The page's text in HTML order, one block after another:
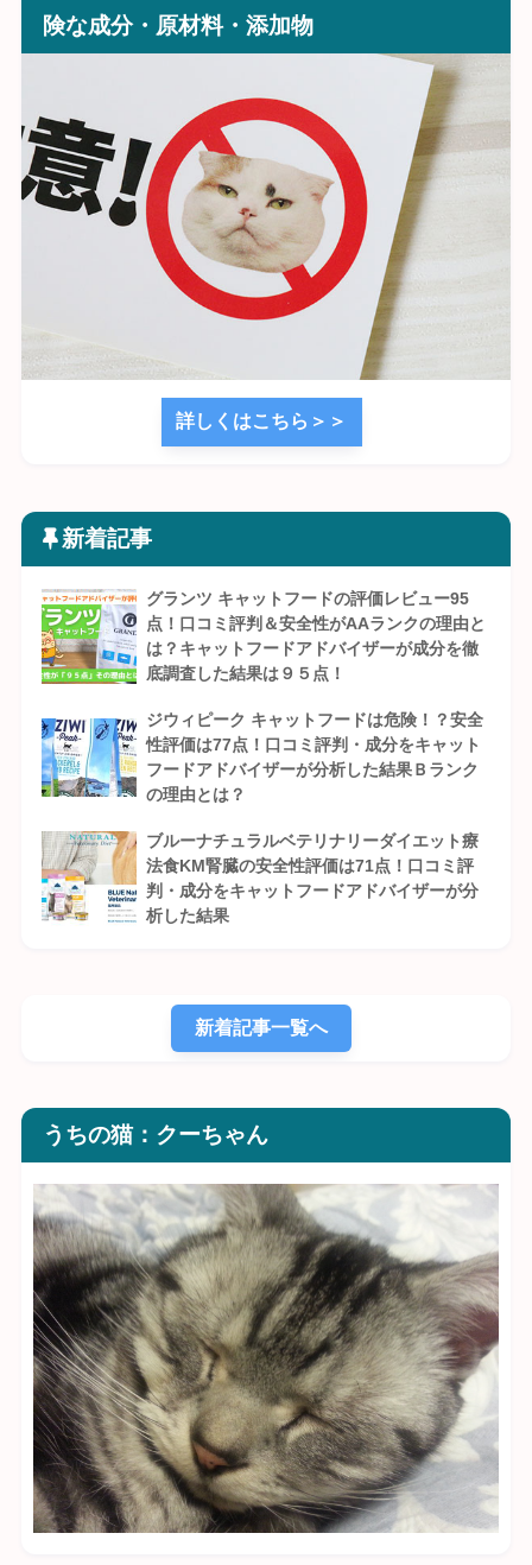
険な成分・原材料・添加物
詳しくはこちら＞＞
新着記事
グランツ キャットフードの評価レビュー95
点！口コミ評判＆安全性がAAランクの理由と
は？キャットフードアドバイザーが成分を徹
底調査した結果は９５点！
ジウィピーク キャットフードは危険！？安全
性評価は77点！口コミ評判・成分をキャット
フードアドバイザーが分析した結果Ｂランク
の理由とは？
ブルーナチュラルベテリナリーダイエット療
法食KM腎臓の安全性評価は71点！口コミ評
判・成分をキャットフードアドバイザーが分
析した結果
新着記事一覧へ
うちの猫：クーちゃん